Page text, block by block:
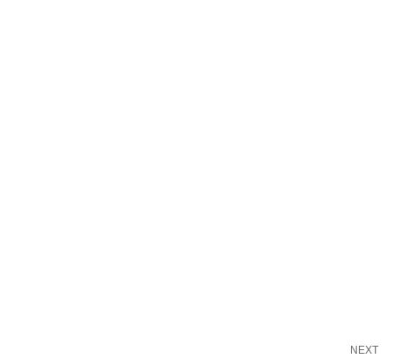
NEXT